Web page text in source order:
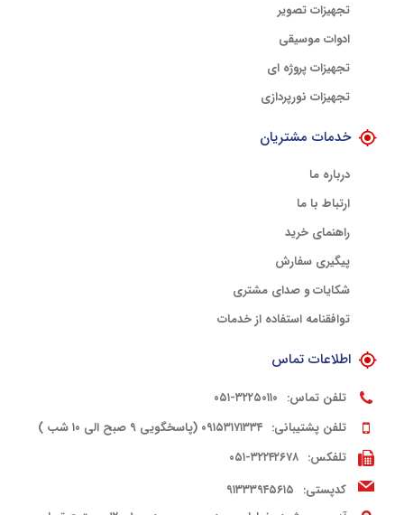
تجهیزات تصویر
ادوات موسیقی
تجهیزات پروژه ای
تجهیزات نورپردازی
خدمات مشتریان
درباره ما
ارتباط با ما
راهنمای خرید
پیگیری سفارش
شکایات و صدای مشتری
توافقنامه استفاده از خدمات
اطلاعات تماس
تلفن تماس: ۳۲۲۵۰۱۱۰-۰۵۱
تلفن پشتیبانی: ۰۹۱۵۳۱۷۱۳۳۴ (پاسخگویی ۹ صبح الی ۱۰ شب )
تلفکس: ۳۲۲۴۲۶۷۸-۰۵۱
کدپستی: ۹۱۳۳۳۹۴۵۶۱۵